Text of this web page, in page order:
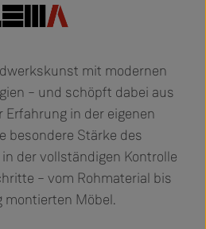
mit modernen
– und schöpft dabei aus
Erfahrung in der eigenen
besondere Stärke des
der vollständigen Kontrolle
– vom Rohmaterial bis
montierten Möbel.